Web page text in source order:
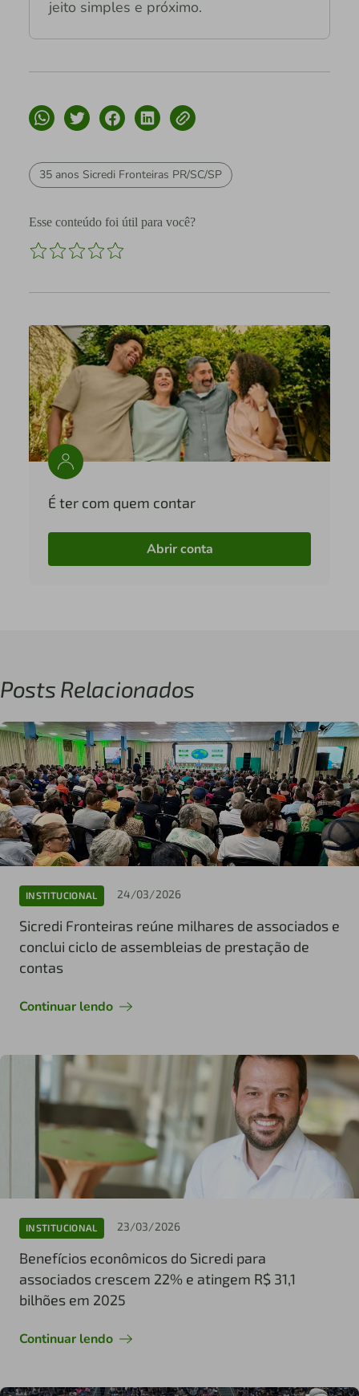
jeito simples e próximo.
35 anos Sicredi Fronteiras PR/SC/SP
Esse conteúdo foi útil para você?
É ter com quem contar
Abrir conta
Posts Relacionados
INSTITUCIONAL 24/03/2026
Sicredi Fronteiras reúne milhares de associados e
conclui ciclo de assembleias de prestação de
contas
Continuar lendo
INSTITUCIONAL 23/03/2026
Benefícios econômicos do Sicredi para
associados crescem 22% e atingem R$ 31,1
bilhões em 2025
Continuar lendo